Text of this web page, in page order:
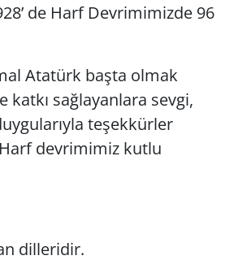
de Harf Devrimimizde 96
Atatürk başta olmak
katkı sağlayanlara sevgi,
teşekkürler
devrimimiz kutlu
dilleridir.